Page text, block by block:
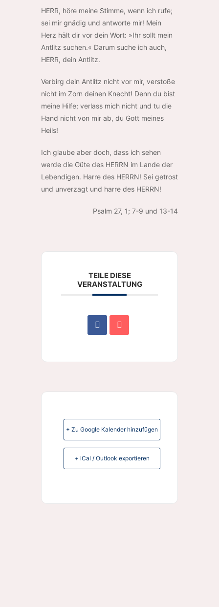
HERR, höre meine Stimme, wenn ich rufe;
sei mir gnädig und antworte mir! Mein
Herz hält dir vor dein Wort: »Ihr sollt mein
Antlitz suchen.« Darum suche ich auch,
HERR, dein Antlitz.
Verbirg dein Antlitz nicht vor mir, verstoße
nicht im Zorn deinen Knecht! Denn du bist
meine Hilfe; verlass mich nicht und tu die
Hand nicht von mir ab, du Gott meines
Heils!
Ich glaube aber doch, dass ich sehen
werde die Güte des HERRN im Lande der
Lebendigen. Harre des HERRN! Sei getrost
und unverzagt und harre des HERRN!
Psalm 27, 1; 7-9 und 13-14
TEILE DIESE
VERANSTALTUNG
+ Zu Google Kalender hinzufügen
+ iCal / Outlook exportieren